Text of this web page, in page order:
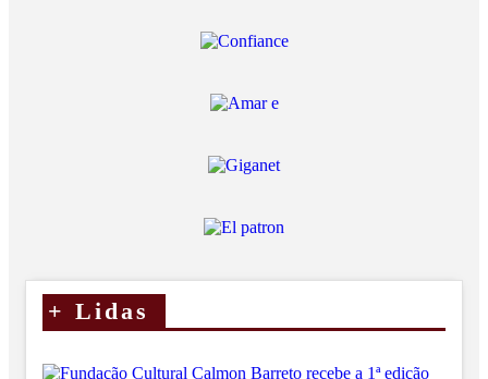
+ Lidas